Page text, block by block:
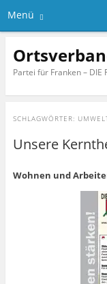
Menü
Partei für Franken – DIE
SCHLAGWÖRTER:
Unsere
Wohnen und